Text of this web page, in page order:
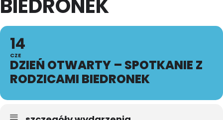
BIEDRONEK
14
CZE
DZIEŃ OTWARTY – SPOTKANIE Z
RODZICAMI BIEDRONEK